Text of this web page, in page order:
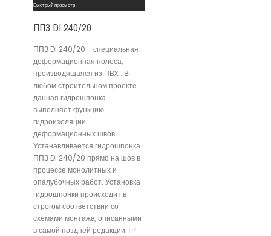
Быстрый просмотр
ППЗ DI 240/20
ППЗ DI 240/20 - специальная
деформационная полоса,
производящаяся из ПВХ . В
любом строительном проекте
данная гидрошпонка
выполняет функцию
гидроизоляции
деформационных швов.
Устанавливается гидрошпонка
ППЗ DI 240/20 прямо на шов в
процессе монолитных и
опалубочных работ. Установка
гидрошпонки происходит в
строгом соответствии со
схемами монтажа, описанными
в самой поздней редакции ТР